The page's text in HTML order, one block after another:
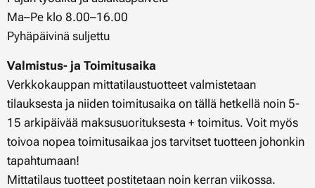
Ma–Pe klo 8.00–16.00
Pyhäpäivinä suljettu
Valmistus- ja Toimitusaika
Verkkokauppan mittatilaustuotteet valmistetaan
tilauksesta ja niiden toimitusaika on tällä hetkellä noin 5-
15 arkipäivää maksusuorituksesta + toimitus. Voit myös
toivoa nopea toimitusaikaa jos tarvitset tuotteen johonkin
tapahtumaan!
Mittatilaus tuotteet postitetaan noin kerran viikossa.